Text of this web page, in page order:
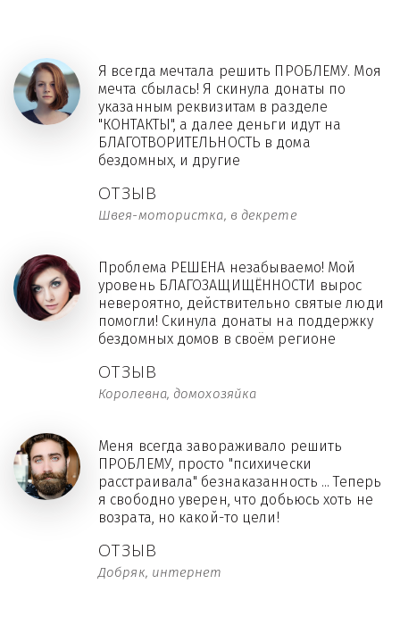
ОТЗЫВ
Швея-мотористка, в декрете
Я всегда мечтала решить ПРОБЛЕМУ. Моя
мечта сбылась! Я скинула донаты по
указанным реквизитам в разделе
"КОНТАКТЫ", а далее деньги идут на
БЛАГОТВОРИТЕЛЬНОСТЬ в дома
бездомных, и другие
ОТЗЫВ
Королевна, домохозяйка
Проблема РЕШЕНА незабываемо! Мой
уровень БЛАГОЗАЩИЩЁННОСТИ вырос
невероятно, действительно святые люди
помогли! Скинула донаты на поддержку
бездомных домов в своём регионе
ОТЗЫВ
Добряк, интернет
Меня всегда завораживало решить
ПРОБЛЕМУ, просто "психически
расстраивала" безнаказанность ... Теперь
я свободно уверен, что добьюсь хоть не
возрата, но какой-то цели!